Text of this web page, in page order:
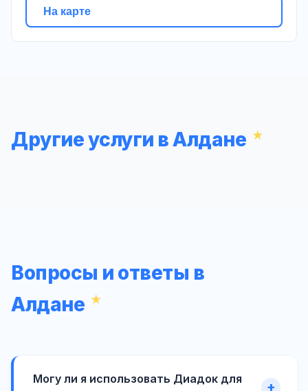
На карте
Другие услуги в Алдане
Вопросы и ответы в
Алдане
Могу ли я использовать Диадок для